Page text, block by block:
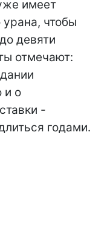
имеет
урана, чтобы
девяти
отмечают:
и о
-
годами.